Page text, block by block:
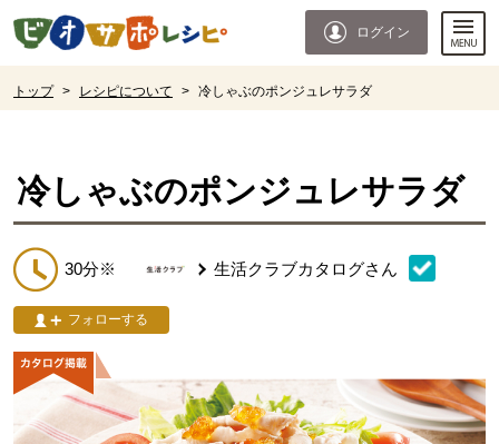
ページの先頭です。
ログイン
トップ > レシピについて > 冷しゃぶのポンジュレサラダ
冷しゃぶのポンジュレサラダ
30分※ 生活クラブカタログさん
フォローする